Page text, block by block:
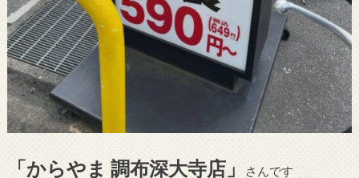
「からやま 調布深大寺店」 さんです